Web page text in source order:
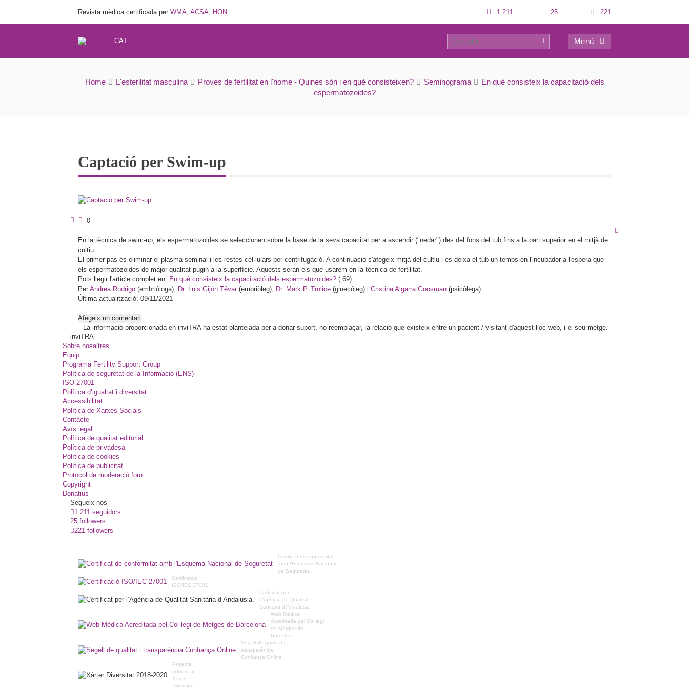
Revista mèdica certificada per WMA, ACSA, HON. 1.211 25 221
CAT
Menú
Captació per Swim-up
0 0
Home L'esterilitat masculina Proves de fertilitat en l'home - Quines són i en què consisteixen? Seminograma
En què consisteix la capacitació dels
espermatozoides?
Captació per Swim-up
0
En la tècnica de swim-up, els espermatozoides se seleccionen sobre la base de la seva capacitat per a ascendir ("nedar") des del fons del tub fins a la part superior en el mitjà de
cultiu.
El primer pas és eliminar el plasma seminal i les restes cel·lulars per centrifugació. A continuació s'afegeix mitjà del cultiu i es deixa el tub un temps en l'incubador a l'espera que
els espermatozoides de major qualitat pugin a la superfície. Aquests seran els que usarem en la tècnica de fertilitat.
Pots llegir l'article complet en: En què consisteix la capacitació dels espermatozoides? ( 69).
Per Andrea Rodrigo (embriòloga), Dr. Luis Gijón Tévar (embriòleg), Dr. Mark P. Trolice (ginecòleg) i Cristina Algarra Goosman (psicòlega).
Última actualització: 09/11/2021
Afegeix un comentari
La informació proporcionada en inviTRA ha estat plantejada per a donar suport, no reemplaçar, la relació que existeix entre un pacient / visitant d'aquest lloc web, i el seu metge.
inviTRA
Sobre nosaltres
Equip
Programa Fertility Support Group
Política de seguretat de la Informació (ENS)
ISO 27001
Política d’igualtat i diversitat
Accessibilitat
Política de Xarxes Socials
Contacte
Avís legal
Política de qualitat editorial
Política de privadesa
Política de cookies
Política de publicitat
Protocol de moderació foro
Copyright
Donatius
Segueix-nos
1.211 seguidors
25 followers
221 followers
Certificat de conformitat
amb l'Esquema Nacional
de Seguretat
Certificació
ISO/IEC 27001
Certificat per
l’Agència de Qualitat
Sanitària d’Andalusia
Web Mèdica
Acreditada pel Col·legi
de Metges de
Barcelona
Segell de qualitat i
transparència
Confiança Online
Projecte
adherit al
Xàrter
Diversitat